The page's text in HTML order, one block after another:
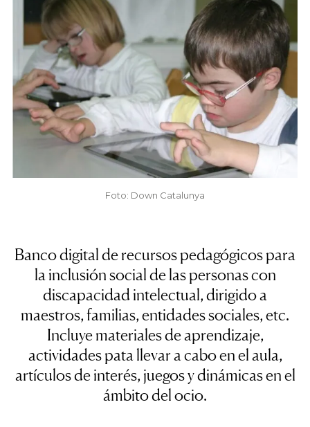
Foto: Down Catalunya
Banco digital de recursos pedagógicos para
la inclusión social de las personas con
discapacidad intelectual, dirigido a
maestros, familias, entidades sociales, etc.
Incluye materiales de aprendizaje,
actividades pata llevar a cabo en el aula,
artículos de interés, juegos y dinámicas en el
ámbito del ocio.